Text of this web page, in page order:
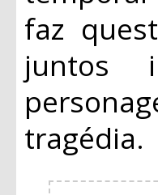
faz
juntos
tragédia.